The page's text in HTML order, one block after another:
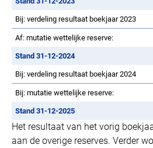
Bij: verdeling resultaat boekjaar 2023
Af: mutatie wettelijke reserve:
Stand 31-12-2024
Bij: verdeling resultaat boekjaar 2024
Bij: mutatie wettelijke reserve:
Stand 31-12-2025
Het resultaat van het vorig
aan de overige reserves. Verder